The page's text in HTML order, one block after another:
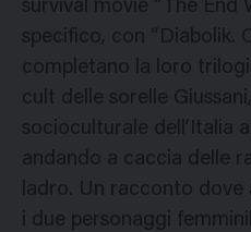
survival movie “The End
specifico, con “Diabolik.
completano la loro
cult delle sorelle
socioculturale dell’Italia
andando a caccia delle
ladro. Un racconto dove
i due personaggi